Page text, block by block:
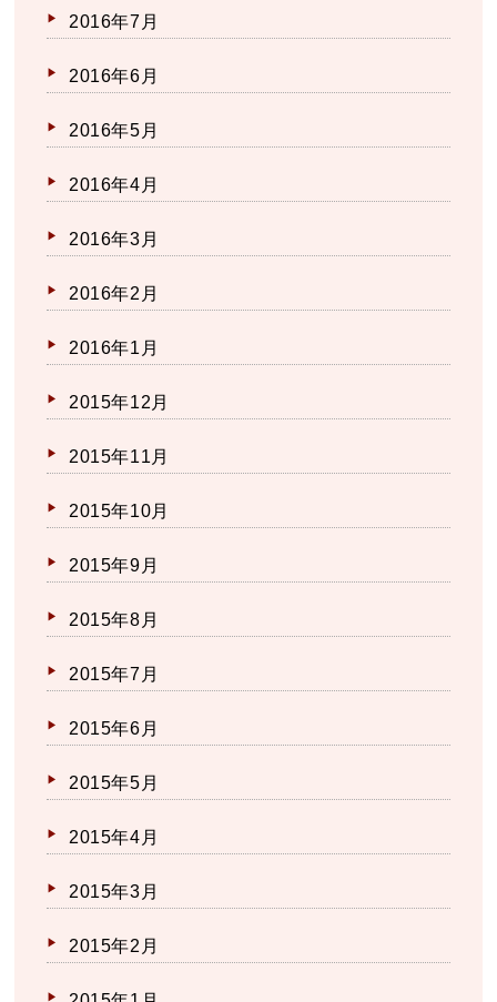
2016年7月
2016年6月
2016年5月
2016年4月
2016年3月
2016年2月
2016年1月
2015年12月
2015年11月
2015年10月
2015年9月
2015年8月
2015年7月
2015年6月
2015年5月
2015年4月
2015年3月
2015年2月